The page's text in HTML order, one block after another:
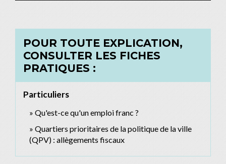
POUR TOUTE EXPLICATION,
CONSULTER LES FICHES
PRATIQUES :
Particuliers
Qu'est-ce qu'un emploi franc ?
Quartiers prioritaires de la politique de la ville
(QPV) : allègements fiscaux